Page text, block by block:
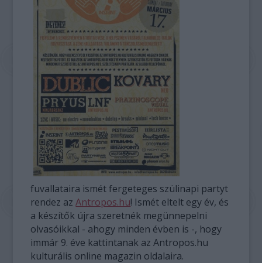
fuvallataira ismét fergeteges szülinapi partyt
rendez azAntropos.hu! Ismét eltelt egy év, és
a készítők újra szeretnék megünnepelni
olvasóikkal - ahogy minden évben is -, hogy
immár 9. éve kattintanak az Antropos.hu
kulturális online magazin oldalaira.